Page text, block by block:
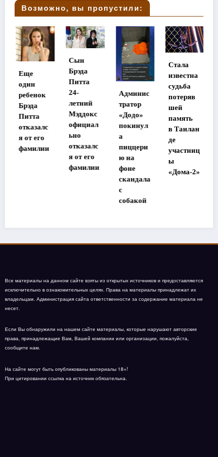
Возможно, вы пропустили:
Еще
один
ребенок
Брэда
Питта
отказалс
я от его
фамилии
Сын
Брэда
Питта
24-
летний
Мэддокс
официал
ьно
отказалс
я от его
фамилии
Админис
тратор
«Додо»
покинул
а
пиццери
ю на
фоне
скандала
с
собакой
Стала
известна
судьба
потеряв
шей
память
в Таилан
де
участниц
ы
«Дома-2»
Все материалы на данном сайте взяты из открытых источников и предоставляются
исключительно в ознакомительных целях. Права на материалы принадлежат их
владельцам. Администрация сайта ответственности за содержание материала не
несет.
Если Вы обнаружили на нашем сайте материалы, которые нарушают авторские
права, принадлежащие Вам, Вашей компании или организации, пожалуйста,
сообщите нам.
На сайте могут быть опубликованы материалы 18+!
При цитировании ссылка на источник обязательна.